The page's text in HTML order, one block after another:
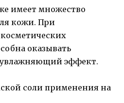
имеет множество
кожи. При
оказывать
эффект.
соли применения на